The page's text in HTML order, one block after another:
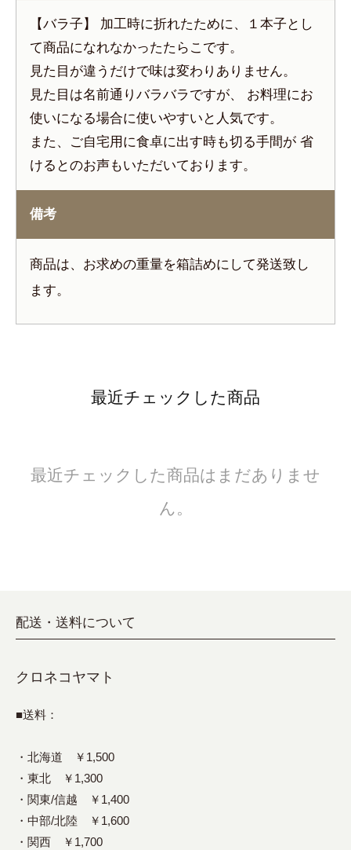
【バラ子】 加工時に折れたために、１本子とし
て商品になれなかったたらこです。
見た目が違うだけで味は変わりありません。
見た目は名前通りバラバラですが、 お料理にお
使いになる場合に使いやすいと人気です。
また、ご自宅用に食卓に出す時も切る手間が 省
けるとのお声もいただいております。
備考
商品は、お求めの重量を箱詰めにして発送致し
ます。
最近チェックした商品
最近チェックした商品はまだありませ
ん。
配送・送料について
クロネコヤマト
■送料：
・北海道 ￥1,500
・東北 ￥1,300
・関東/信越 ￥1,400
・中部/北陸 ￥1,600
・関西 ￥1,700